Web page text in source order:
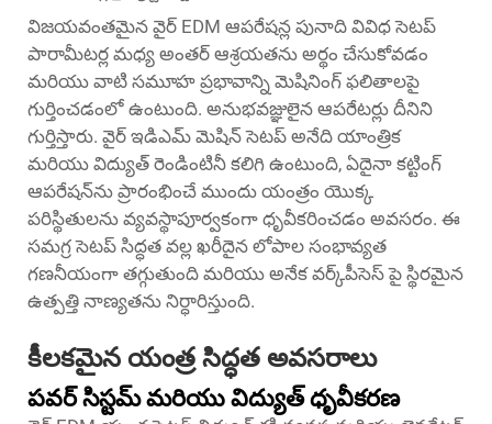
విజయవంతమైన వైర్ EDM ఆపరేషన్ల పునాది వివిధ సెటప్
పారామీటర్ల మధ్య అంతర్ ఆశ్రయతను అర్థం చేసుకోవడం
మరియు వాటి సమూహ ప్రభావాన్ని మెషినింగ్ ఫలితాలపై
గుర్తించడంలో ఉంటుంది. అనుభవజ్ఞులైన ఆపరేటర్లు దీనిని
గుర్తిస్తారు. వైర్ ఇడిఎమ్ మెషిన్సెటప్ అనేది యాంత్రిక
మరియు విద్యుత్ రెండింటినీ కలిగి ఉంటుంది, ఏదైనా కట్టింగ్
ఆపరేషన్‌ను ప్రారంభించే ముందు యంత్రం యొక్క
పరిస్థితులను వ్యవస్థాపూర్వకంగా ధృవీకరించడం అవసరం. ఈ
సమగ్ర సెటప్ సిద్ధత వల్ల ఖరీదైన లోపాల సంభావ్యత
గణనీయంగా తగ్గుతుంది మరియు అనేక వర్క్‌పీసెస్ పై స్థిరమైన
ఉత్పత్తి నాణ్యతను నిర్ధారిస్తుంది.
కీలకమైన యంత్ర సిద్ధత అవసరాలు
పవర్ సిస్టమ్ మరియు విద్యుత్ ధృవీకరణ